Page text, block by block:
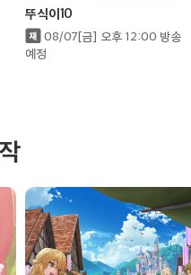
남매4
뚜식이10
08/07[금] 오후 12:00 방송
예정